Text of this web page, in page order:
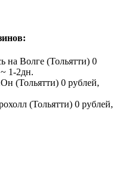
на Волге (Тольятти) 0
1-2дн.
(Тольятти) 0 рублей,
(Тольятти) 0 рублей,